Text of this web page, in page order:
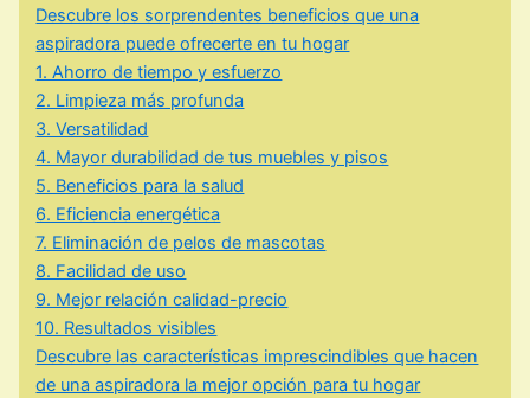
Descubre los sorprendentes beneficios que una
aspiradora puede ofrecerte en tu hogar
1. Ahorro de tiempo y esfuerzo
2. Limpieza más profunda
3. Versatilidad
4. Mayor durabilidad de tus muebles y pisos
5. Beneficios para la salud
6. Eficiencia energética
7. Eliminación de pelos de mascotas
8. Facilidad de uso
9. Mejor relación calidad-precio
10. Resultados visibles
Descubre las características imprescindibles que hacen
de una aspiradora la mejor opción para tu hogar